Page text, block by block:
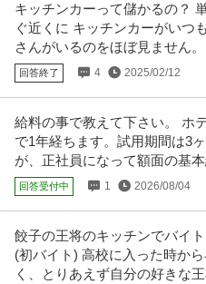
事務メイン・新規開拓なし／書
み／服装自由／残業月10時間
株式会社林電子
未経験OK ノルマなし 年間休日120日
年収400万円〜600万円
【職種】営業＞法人営業 【業種】IT
キッチンカーって儲かるの？
ぐ近くに キッチンカーがいつ
さんがいるのをほぼ見ません
回答終了 4 2025/02/12
給料の事で教えて下さい。 ホ
で1年経ちます。試用期間は3
が、正社員になって額面の基
ます。
回答受付中 1 2026/08/04
餃子の王将のキッチンでバイ
(初バイト) 高校に入った時か
く、とりあえず自分の好きな